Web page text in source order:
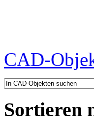
CAD-
Sortieren